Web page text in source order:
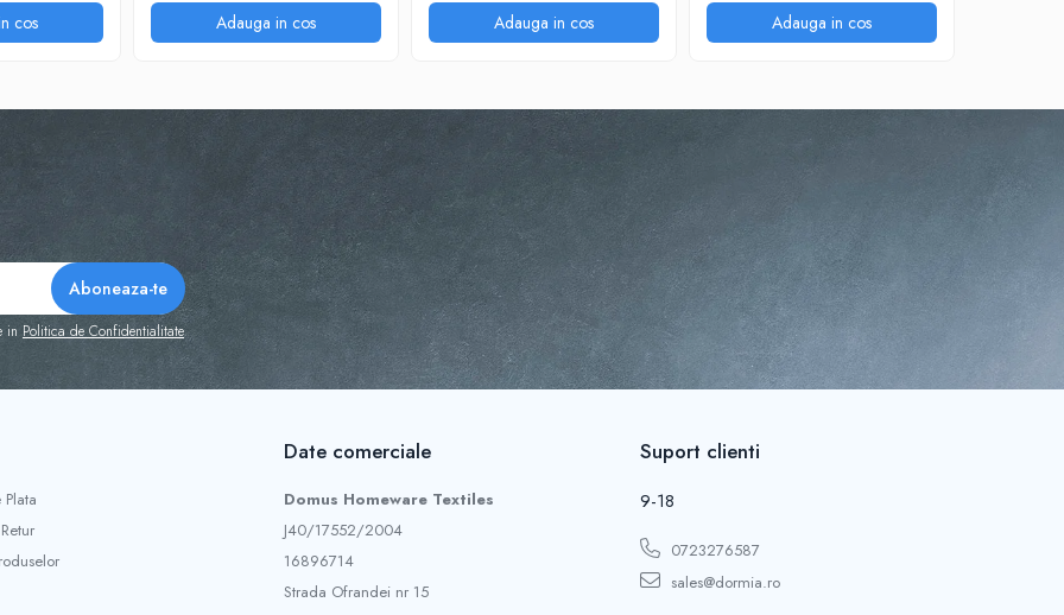
cos Adauga in cos Adauga in cos Adauga in cos
in Politica de Confidentialitate
Date comerciale
Domus Homeware Textiles
J40/17552/2004
16896714
Strada Ofrandei nr 15
Suport clienti
9-18
0723276587
sales@dormia.ro